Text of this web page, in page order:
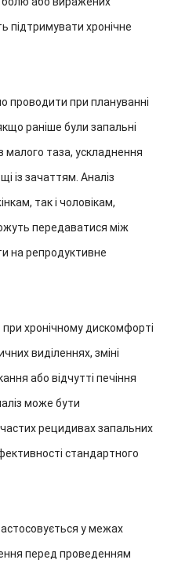
підтримувати хронічне
проводити при плануванні
раніше були запальні
малого таза, ускладнення
із зачаттям. Аналіз
так і чоловікам,
передаватися між
на репродуктивне
хронічному дискомфорті
виділеннях, зміні
або відчутті печіння
може бути
рецидивах запальних
стандартного
у межах
перед проведенням